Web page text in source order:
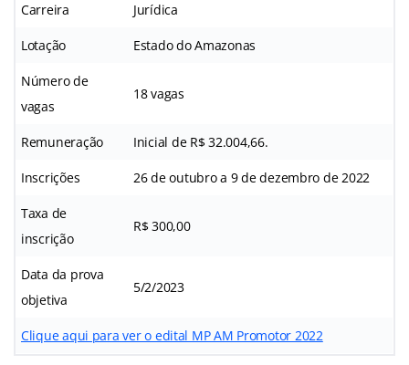
Carreira Jurídica
Lotação Estado do Amazonas
Número de
vagas
18 vagas
Remuneração Inicial de R$ 32.004,66.
Inscrições 26 de outubro a 9 de dezembro de 2022
Taxa de
inscrição
R$ 300,00
Data da prova
objetiva
5/2/2023
Clique aqui para ver o edital MP AM Promotor 2022